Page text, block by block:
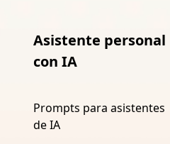
Asistente personal
con IA
Prompts para asistentes
de IA